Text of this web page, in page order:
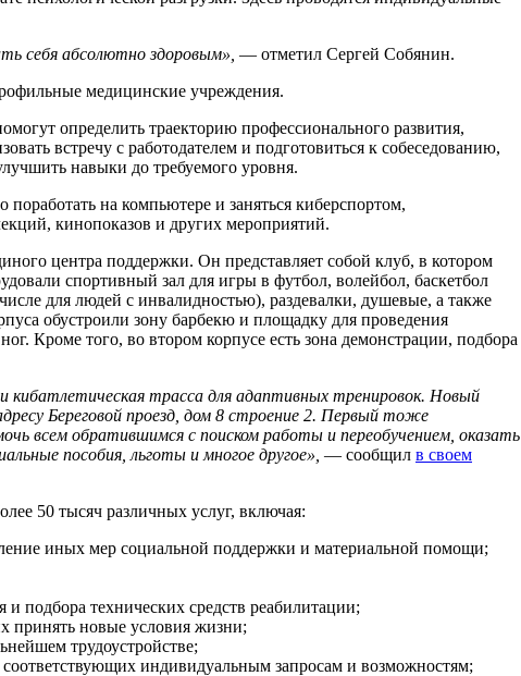
себя абсолютно здоровым», — отметил Сергей Собянин.
медицинские учреждения.
определить траекторию профессионального развития,
встречу с работодателем и подготовиться к собеседованию,
навыки до требуемого уровня.
на компьютере и заняться киберспортом,
кинопоказов и других мероприятий.
центра поддержки. Он представляет собой клуб, в котором
спортивный зал для игры в футбол, волейбол, баскетбол
для людей с инвалидностью), раздевалки, душевые, а также
обустроили зону барбекю и площадку для проведения
Кроме того, во втором корпусе есть зона демонстрации, подбора
трасса для адаптивных тренировок. Новый
Береговой проезд, дом 8 строение 2. Первый тоже
всем обратившимся с поиском работы и переобучением, оказать
пособия, льготы и многое другое», — сообщил в своем
50 тысяч различных услуг, включая:
иных мер социальной поддержки и материальной помощи;
подбора технических средств реабилитации;
принять новые условия жизни;
трудоустройстве;
индивидуальным запросам и возможностям;